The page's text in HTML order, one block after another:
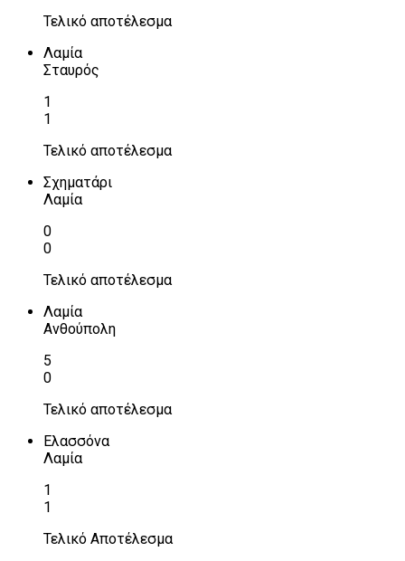
Τελικό αποτέλεσμα
Λαμία
Σταυρός
1
1
Τελικό αποτέλεσμα
Σχηματάρι
Λαμία
0
0
Τελικό αποτέλεσμα
Λαμία
Ανθούπολη
5
0
Τελικό αποτέλεσμα
Ελασσόνα
Λαμία
1
1
Τελικό Αποτέλεσμα